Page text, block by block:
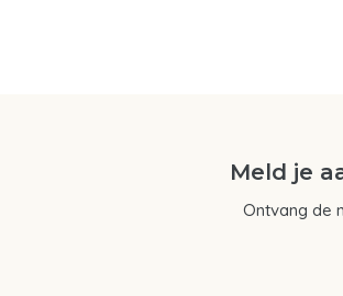
Meld je
Ontvang de